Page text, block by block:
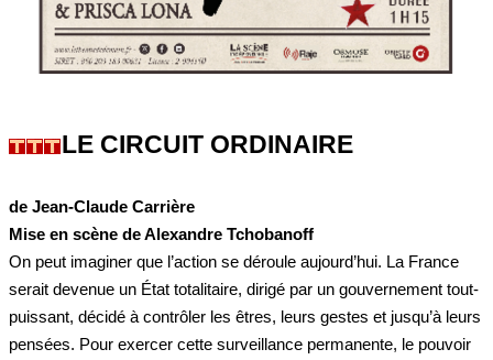
LE CIRCUIT ORDINAIRE
de Jean-Claude Carrière
Mise en scène de Alexandre Tchobanoff
On peut imaginer que l’action se déroule aujourd’hui. La France
serait devenue un État totalitaire, dirigé par un gouvernement tout-
puissant, décidé à contrôler les êtres, leurs gestes et jusqu’à leurs
pensées. Pour exercer cette surveillance permanente, le pouvoir